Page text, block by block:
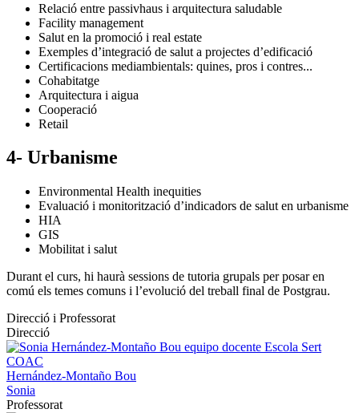
Relació entre passivhaus i arquitectura saludable
Facility management
Salut en la promoció i real estate
Exemples d’integració de salut a projectes d’edificació
Certificacions mediambientals: quines, pros i contres...
Cohabitatge
Arquitectura i aigua
Cooperació
Retail
4- Urbanisme
Environmental Health inequities
Evaluació i monitorització d’indicadors de salut en urbanisme
HIA
GIS
Mobilitat i salut
Durant el curs, hi haurà sessions de tutoria grupals per posar en
comú els temes comuns i l’evolució del treball final de Postgrau.
Direcció i Professorat
Direcció
Hernández-Montaño Bou
Sonia
Professorat